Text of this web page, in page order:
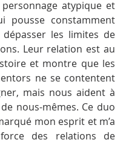
atypique et
pousse constamment
les limites de
Leur relation est au
et montre que les
ne se contentent
mais nous aident à
nous-mêmes. Ce duo
mon esprit et m’a
des relations de